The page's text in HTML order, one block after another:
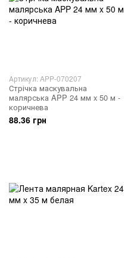
Артикул: APP-070207
Стрічка маскувальна
малярська APP 24 мм x 50 м -
коричнева
88.36 грн